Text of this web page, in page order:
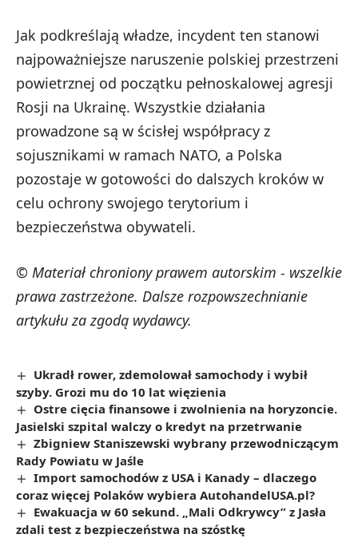
Jak podkreślają władze, incydent ten stanowi
najpoważniejsze naruszenie polskiej przestrzeni
powietrznej od początku pełnoskalowej agresji
Rosji na Ukrainę. Wszystkie działania
prowadzone są w ścisłej współpracy z
sojusznikami w ramach NATO, a Polska
pozostaje w gotowości do dalszych kroków w
celu ochrony swojego terytorium i
bezpieczeństwa obywateli.
© Materiał chroniony prawem autorskim - wszelkie
prawa zastrzeżone. Dalsze rozpowszechnianie
artykułu za zgodą wydawcy.
Ukradł rower, zdemolował samochody i wybił
szyby. Grozi mu do 10 lat więzienia
Ostre cięcia finansowe i zwolnienia na horyzoncie.
Jasielski szpital walczy o kredyt na przetrwanie
Zbigniew Staniszewski wybrany przewodniczącym
Rady Powiatu w Jaśle
Import samochodów z USA i Kanady – dlaczego
coraz więcej Polaków wybiera AutohandelUSA.pl?
Ewakuacja w 60 sekund. „Mali Odkrywcy” z Jasła
zdali test z bezpieczeństwa na szóstkę